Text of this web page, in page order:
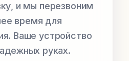
и мы перезвоним
время для
Ваше устройство
руках.